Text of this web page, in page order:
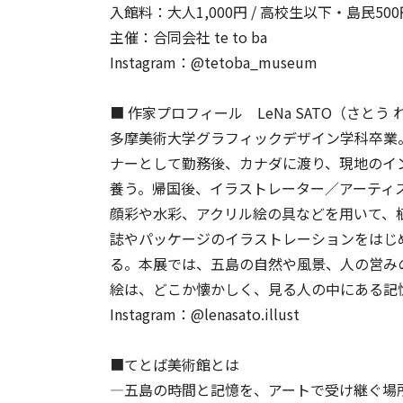
入館料：大人1,000円 / 高校生以下・島民
主催：合同会社 te to ba
Instagram：@tetoba_museum
■ 作家プロフィール LeNa SATO（さとう
多摩美術大学グラフィックデザイン学科卒
ナーとして勤務後、カナダに渡り、現地の
養う。帰国後、イラストレーター／アーテ
顔彩や水彩、アクリル絵の具などを用いて
誌やパッケージのイラストレーションをは
る。本展では、五島の自然や風景、人の営
絵は、どこか懐かしく、見る人の中にある
Instagram：@lenasato.illust
■てとば美術館とは
―五島の時間と記憶を、アートで受け継ぐ